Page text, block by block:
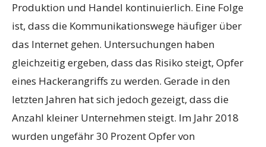
Produktion und Handel kontinuierlich. Eine Folge
ist, dass die Kommunikationswege häufiger über
das Internet gehen. Untersuchungen haben
gleichzeitig ergeben, dass das Risiko steigt, Opfer
eines Hackerangriffs zu werden. Gerade in den
letzten Jahren hat sich jedoch gezeigt, dass die
Anzahl kleiner Unternehmen steigt. Im Jahr 2018
wurden ungefähr 30 Prozent Opfer von